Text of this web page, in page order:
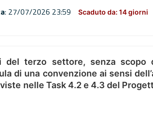
: 27/07/2026 23:59 Scaduto da: 14 giorni
terzo settore, senza
di una convenzione ai sensi
nelle Task 4.2 e 4.3 del